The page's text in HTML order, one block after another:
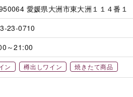
愛媛県大洲市東大洲１１４番１
23-0710
～21:00
ン 樽出しワイン 焼きたて商品